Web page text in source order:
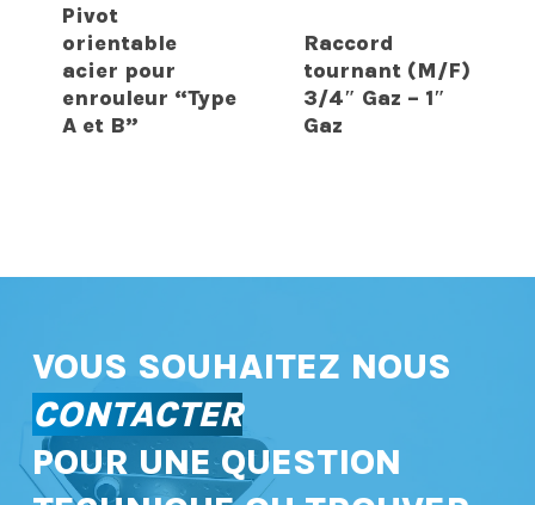
Pivot
orientable
acier pour
enrouleur “Type
A et B”
Raccord
tournant (M/F)
3/4″ Gaz – 1″
Gaz
VOUS SOUHAITEZ NOUS
CONTACTER
POUR UNE QUESTION